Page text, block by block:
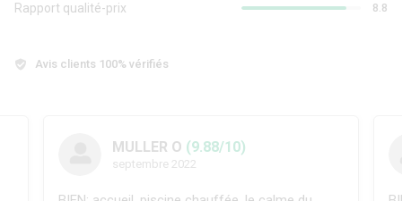
Rapport qualité-prix 8.8
Avis clients 100% vérifiés
MULLER O (9.88/10)
septembre 2022